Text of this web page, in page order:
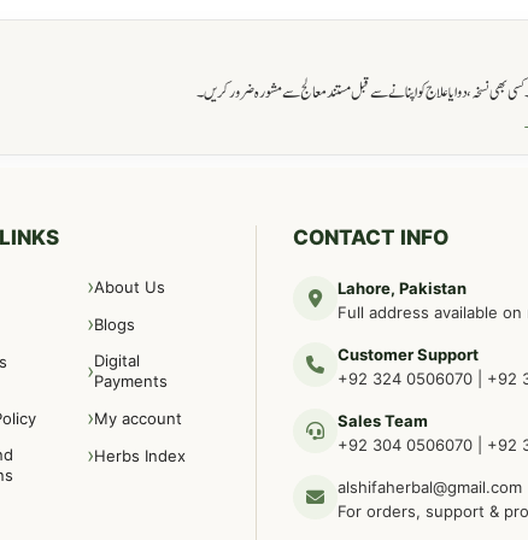
نسخہ، دوا یا علاج کو اپنانے سے قبل مستند معالج سے مشورہ ضرور کریں۔
About Us
Blogs
Digital
Payments
My account
Herbs Index
CONTACT INFO
Lahore, Pakistan
Full address available
Customer Support
+92 324 0506070
+92
Sales Team
+92 304 0506070
+92
alshifaherbal@gmail.com
For orders, support &